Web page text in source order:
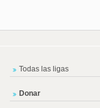
Todas las ligas
Donar